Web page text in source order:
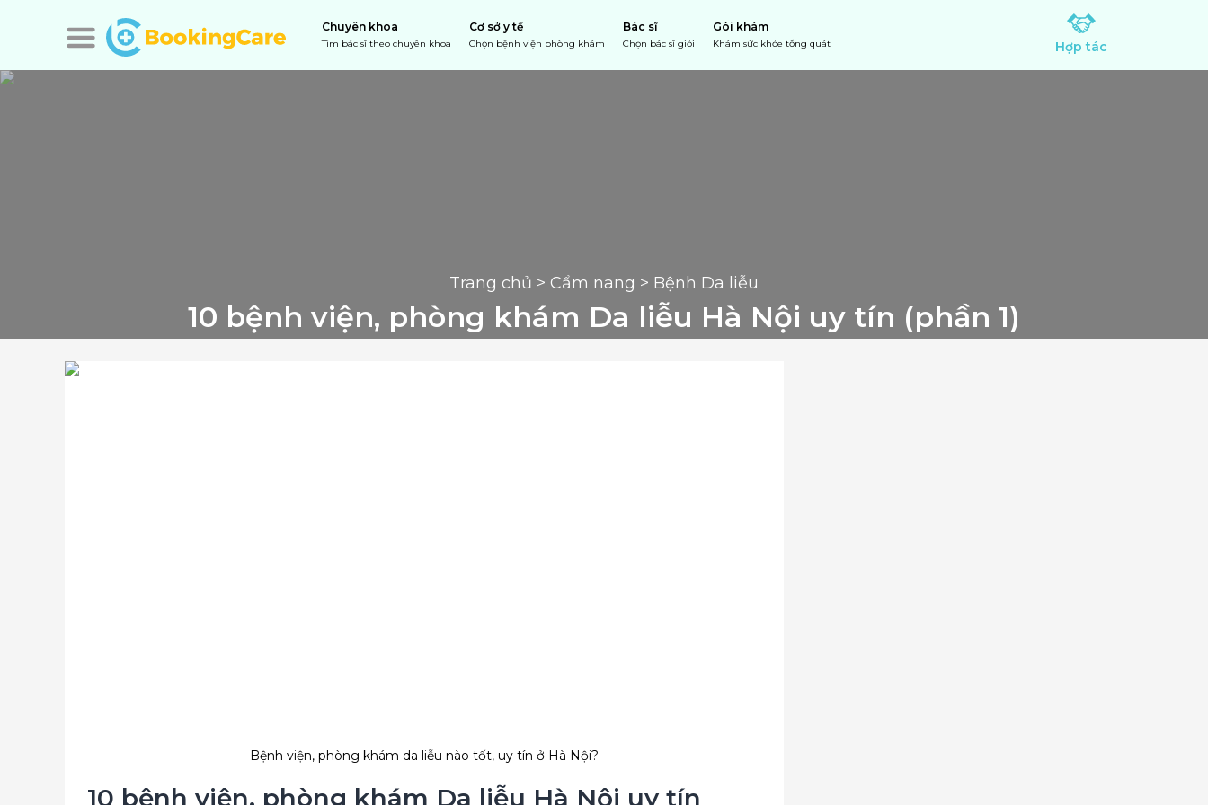
Chuyên khoa
Tìm bác sĩ theo chuyên khoa
Cơ sở y tế
Chọn bệnh viện phòng khám
Bác sĩ
Chọn bác sĩ giỏi
Gói khám
Khám sức khỏe tổng quát Hợp tác
Trang chủ > Cẩm nang > Bệnh Da liễu
10 bệnh viện, phòng khám Da liễu Hà Nội uy tín (phần 1)
Bệnh viện, phòng khám da liễu nào tốt, uy tín ở Hà Nội?
10 bệnh viện, phòng khám Da liễu Hà Nội uy tín